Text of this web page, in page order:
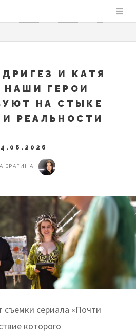
И КАТЯ
НАШИ ГЕРОИ
НА СТЫКЕ
РЕАЛЬНОСТИ
БРАГИНА
съемки сериала «Почти
которого